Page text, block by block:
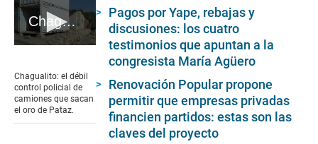
Chagualito: el débil control policial de camiones que sacan el oro de Pataz #VideosEC #UI
of
8
minutes,
55
Chagualito: el débil
control policial de
camiones que sacan
el oro de Pataz.
Pagos por Yape, rebajas y
discusiones: los cuatro
testimonios que apuntan a la
congresista María Agüero
Renovación Popular propone
permitir que empresas privadas
financien partidos: estas son las
claves del proyecto